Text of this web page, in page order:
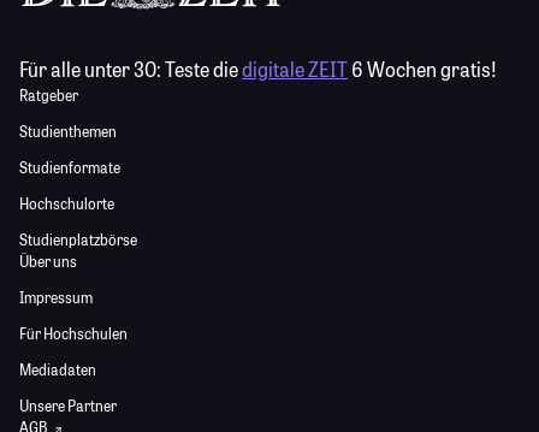
Für alle unter 30:Teste diedigitale ZEIT6 Wochen gratis!
Ratgeber
Studienthemen
Studienformate
Hochschulorte
Studienplatzbörse
Über uns
Impressum
Für Hochschulen
Mediadaten
Unsere Partner
AGB